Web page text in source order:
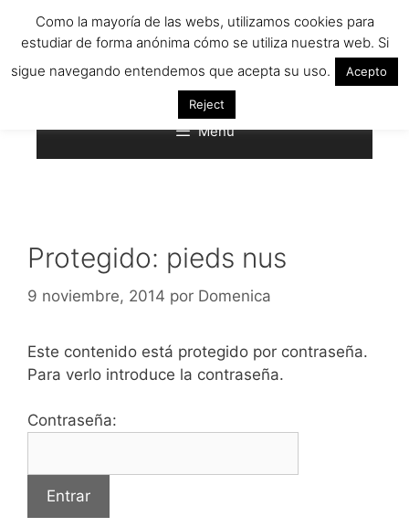
Menú
Protegido: pieds nus
9 noviembre, 2014 por Domenica
Este contenido está protegido por contraseña.
Para verlo introduce la contraseña.
Contraseña:
Como la mayoría de las webs, utilizamos cookies para
estudiar de forma anónima cómo se utiliza nuestra web. Si
sigue navegando entendemos que acepta su uso.
Acepto
Reject